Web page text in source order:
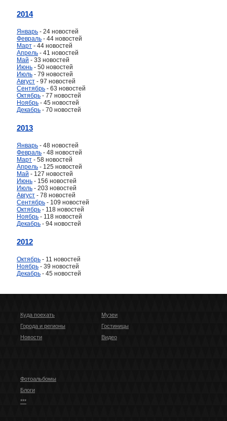
2014
Январь - 24 новостей
Февраль - 44 новостей
Март - 44 новостей
Апрель - 41 новостей
Май - 33 новостей
Июнь - 50 новостей
Июль - 79 новостей
Август - 97 новостей
Сентябрь - 63 новостей
Октябрь - 77 новостей
Ноябрь - 45 новостей
Декабрь - 70 новостей
2013
Январь - 48 новостей
Февраль - 48 новостей
Март - 58 новостей
Апрель - 125 новостей
Май - 127 новостей
Июнь - 156 новостей
Июль - 203 новостей
Август - 78 новостей
Сентябрь - 109 новостей
Октябрь - 118 новостей
Ноябрь - 118 новостей
Декабрь - 94 новостей
2012
Октябрь - 11 новостей
Ноябрь - 39 новостей
Декабрь - 45 новостей
Куда поехать
Города и регионы
Новости
Музеи
Гостиницы
Видео
Фотоальбомы
Блоги
***